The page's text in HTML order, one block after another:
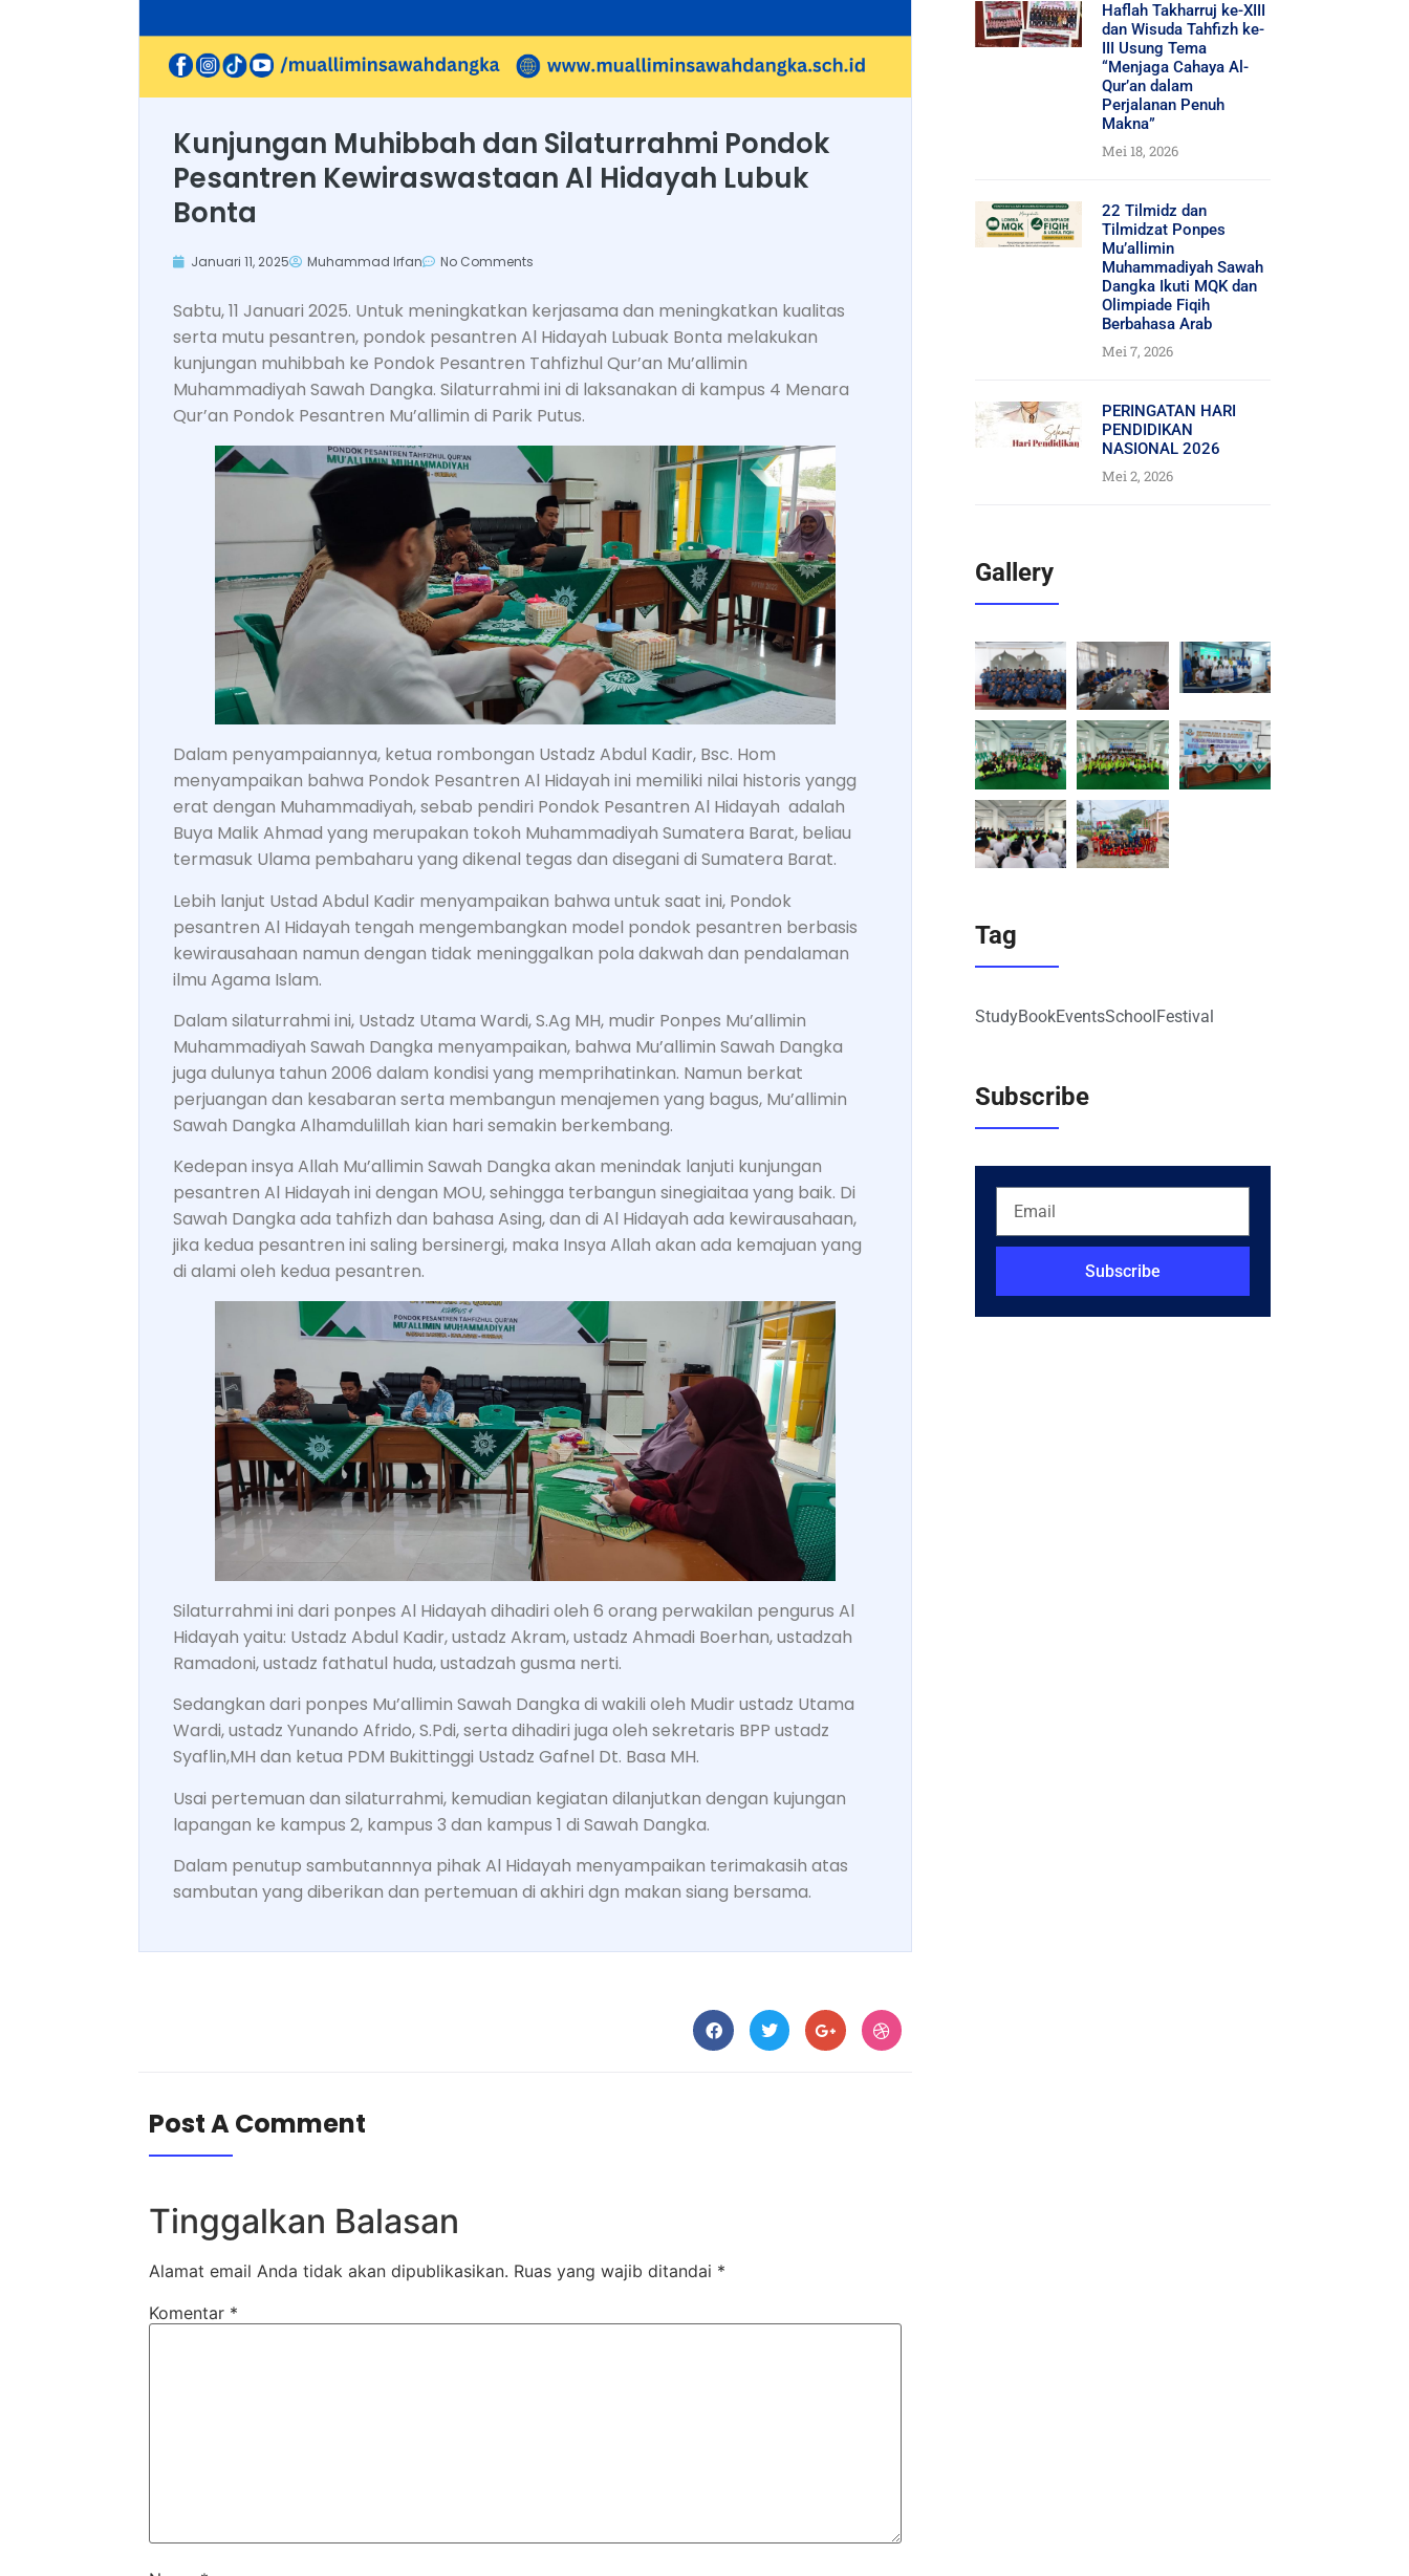
Kunjungan Muhibbah dan Silaturrahmi Pondok
Pesantren Kewiraswastaan Al Hidayah Lubuk
Bonta
Januari 11, 2025 Muhammad Irfan No Comments
Sabtu, 11 Januari 2025. Untuk meningkatkan kerjasama dan meningkatkan kualitas
serta mutu pesantren, pondok pesantren Al Hidayah Lubuak Bonta melakukan
kunjungan muhibbah ke Pondok Pesantren Tahfizhul Qur’an Mu’allimin
Muhammadiyah Sawah Dangka. Silaturrahmi ini di laksanakan di kampus 4 Menara
Qur’an Pondok Pesantren Mu’allimin di Parik Putus.
Dalam penyampaiannya, ketua rombongan Ustadz Abdul Kadir, Bsc. Hom
menyampaikan bahwa Pondok Pesantren Al Hidayah ini memiliki nilai historis yangg
erat dengan Muhammadiyah, sebab pendiri Pondok Pesantren Al Hidayah adalah
Buya Malik Ahmad yang merupakan tokoh Muhammadiyah Sumatera Barat, beliau
termasuk Ulama pembaharu yang dikenal tegas dan disegani di Sumatera Barat.
Lebih lanjut Ustad Abdul Kadir menyampaikan bahwa untuk saat ini, Pondok
pesantren Al Hidayah tengah mengembangkan model pondok pesantren berbasis
kewirausahaan namun dengan tidak meninggalkan pola dakwah dan pendalaman
ilmu Agama Islam.
Dalam silaturrahmi ini, Ustadz Utama Wardi, S.Ag MH, mudir Ponpes Mu’allimin
Muhammadiyah Sawah Dangka menyampaikan, bahwa Mu’allimin Sawah Dangka
juga dulunya tahun 2006 dalam kondisi yang memprihatinkan. Namun berkat
perjuangan dan kesabaran serta membangun menajemen yang bagus, Mu’allimin
Sawah Dangka Alhamdulillah kian hari semakin berkembang.
Kedepan insya Allah Mu’allimin Sawah Dangka akan menindak lanjuti kunjungan
pesantren Al Hidayah ini dengan MOU, sehingga terbangun sinegiaitaa yang baik. Di
Sawah Dangka ada tahfizh dan bahasa Asing, dan di Al Hidayah ada kewirausahaan,
jika kedua pesantren ini saling bersinergi, maka Insya Allah akan ada kemajuan yang
di alami oleh kedua pesantren.
Silaturrahmi ini dari ponpes Al Hidayah dihadiri oleh 6 orang perwakilan pengurus Al
Hidayah yaitu: Ustadz Abdul Kadir, ustadz Akram, ustadz Ahmadi Boerhan, ustadzah
Ramadoni, ustadz fathatul huda, ustadzah gusma nerti.
Sedangkan dari ponpes Mu’allimin Sawah Dangka di wakili oleh Mudir ustadz Utama
Wardi, ustadz Yunando Afrido, S.Pdi, serta dihadiri juga oleh sekretaris BPP ustadz
Syaflin,MH dan ketua PDM Bukittinggi Ustadz Gafnel Dt. Basa MH.
Usai pertemuan dan silaturrahmi, kemudian kegiatan dilanjutkan dengan kujungan
lapangan ke kampus 2, kampus 3 dan kampus 1 di Sawah Dangka.
Dalam penutup sambutannnya pihak Al Hidayah menyampaikan terimakasih atas
sambutan yang diberikan dan pertemuan di akhiri dgn makan siang bersama.
Post A Comment
Tinggalkan Balasan
Alamat email Anda tidak akan dipublikasikan. Ruas yang wajib ditandai *
Komentar *
Haflah Takharruj ke-XIII
dan Wisuda Tahfizh ke-
III Usung Tema
“Menjaga Cahaya Al-
Qur’an dalam
Perjalanan Penuh
Makna”
Mei 18, 2026
22 Tilmidz dan
Tilmidzat Ponpes
Mu’allimin
Muhammadiyah Sawah
Dangka Ikuti MQK dan
Olimpiade Fiqih
Berbahasa Arab
Mei 7, 2026
PERINGATAN HARI
PENDIDIKAN
NASIONAL 2026
Mei 2, 2026
Gallery
Tag
StudyBookEventsSchool Festival
Subscribe
Subscribe